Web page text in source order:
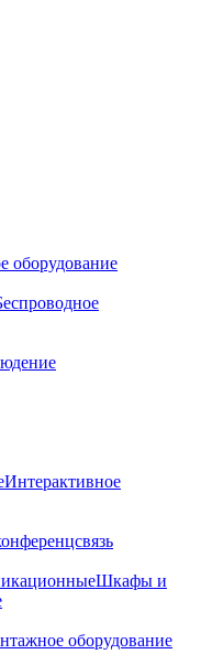
оборудование
Интерактивное
Шкафы и
оборудование